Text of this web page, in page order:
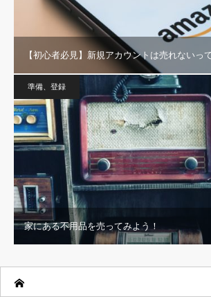
【初心者必見】新規アカウントは売れないっ
準備、登録
家にある不用品を売ってみよう！